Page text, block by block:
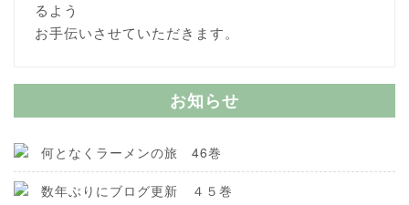
るよう
お手伝いさせていただきます。
お知らせ
何となくラーメンの旅 46巻
数年ぶりにブログ更新 ４５巻